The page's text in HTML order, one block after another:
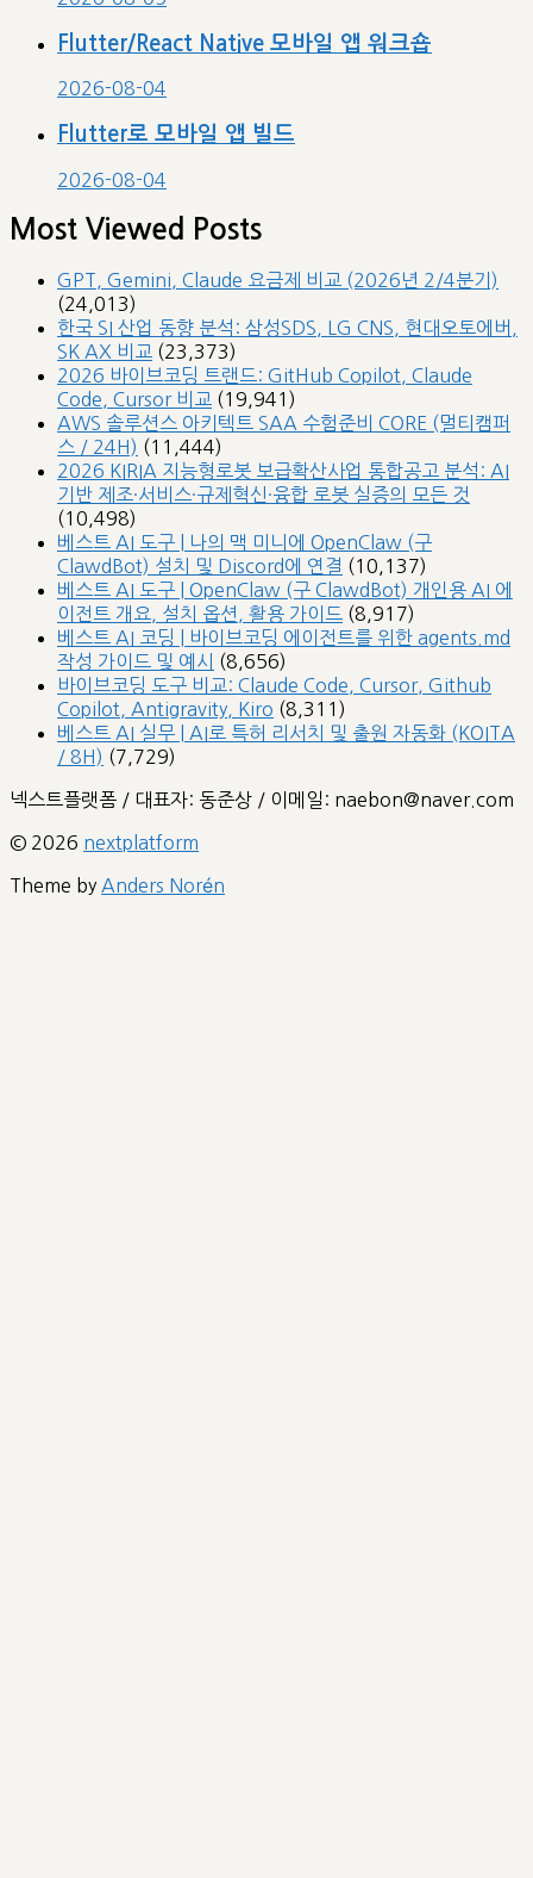
Flutter/React Native 모바일 앱 워크숍
2026-08-04
Flutter로 모바일 앱 빌드
2026-08-04
Most Viewed Posts
GPT, Gemini, Claude 요금제 비교 (2026년 2/4분기)
(24,013)
한국 SI 산업 동향 분석: 삼성SDS, LG CNS, 현대오토에버,
SK AX 비교 (23,373)
2026 바이브코딩 트랜드: GitHub Copilot, Claude
Code, Cursor 비교 (19,941)
AWS 솔루션스 아키텍트 SAA 수험준비 CORE (멀티캠퍼
스 / 24H) (11,444)
2026 KIRIA 지능형로봇 보급확산사업 통합공고 분석: AI
기반 제조·서비스·규제혁신·융합 로봇 실증의 모든 것
(10,498)
베스트 AI 도구 | 나의 맥 미니에 OpenClaw (구
ClawdBot) 설치 및 Discord에 연결 (10,137)
베스트 AI 도구 | OpenClaw (구 ClawdBot) 개인용 AI 에
이전트 개요, 설치 옵션, 활용 가이드 (8,917)
베스트 AI 코딩 | 바이브코딩 에이전트를 위한 agents.md
작성 가이드 및 예시
(8,656)
바이브코딩 도구 비교: Claude Code, Cursor, Github
Copilot, Antigravity, Kiro (8,311)
베스트 AI 실무 | AI로 특허 리서치 및 출원 자동화 (KOITA
/ 8H) (7,729)
넥스트플랫폼 / 대표자: 동준상 / 이메일: naebon@naver.com
© 2026 nextplatform
Theme by Anders Norén